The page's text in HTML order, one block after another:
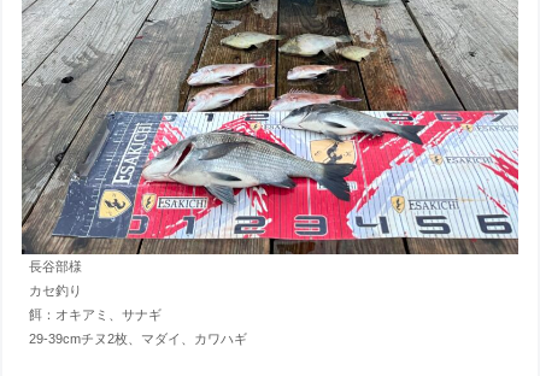
長谷部様
カセ釣り
餌：オキアミ、サナギ
29-39cmチヌ2枚、マダイ、カワハギ